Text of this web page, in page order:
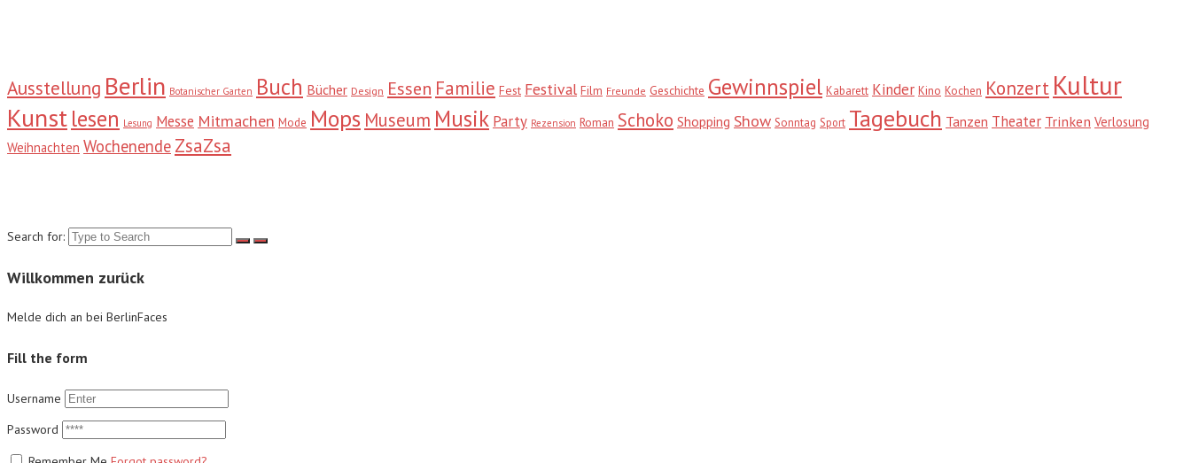
Ausstellung Berlin Botanischer Garten Buch Bücher Design Essen Familie Fest Festival Film Freunde Geschichte Gewinnspiel Kabarett Kinder Kino Kochen Konzert Kultur
Kunstlesen Lesung Messe Mitmachen Mode Mops Museum Musik Party Rezension Roman Schoko Shopping Show Sonntag Sport Tagebuch Tanzen Theater Trinken Verlosung
Weihnachten Wochenende ZsaZsa
Search for:
Willkommen zurück
Melde dich an bei BerlinFaces
Fill the form
Username
Password